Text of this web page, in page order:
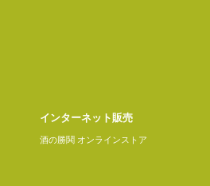
インターネット販売
酒の勝鬨 オンラインストア